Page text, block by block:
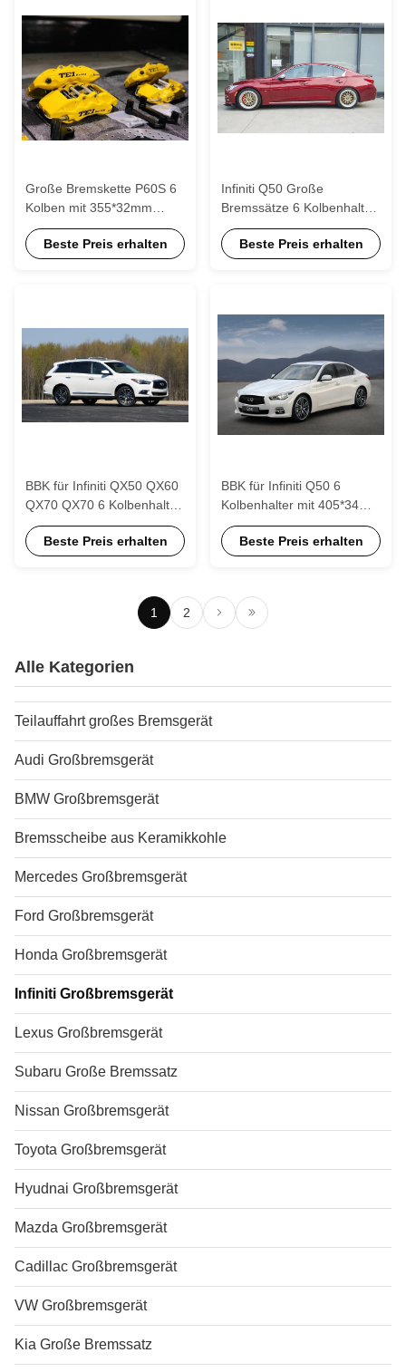
Große Bremskette P60S 6
Kolben mit 355*32mm
Rotor für Infiniti F35
Vorderseite P40S-R mit
Beste Preis erhalten
Infiniti Q50 Große
Bremssätze 6 Kolbenhalter
mit benötigter Hardware
P60SBeste Preis erhalten
BBK für Infiniti QX50 QX60
QX70 QX70 6 Kolbenhalter
mit 405*34mm Rotor 20
Zoll Vorderrad
Beste Preis erhalten
BBK für Infiniti Q50 6
Kolbenhalter mit 405*34mm
Rotor 20 Zoll Vorderrad
Beste Preis erhalten
1 2
Alle Kategorien
Teilauffahrt großes Bremsgerät
Audi Großbremsgerät
BMW Großbremsgerät
Bremsscheibe aus Keramikkohle
Mercedes Großbremsgerät
Ford Großbremsgerät
Honda Großbremsgerät
Infiniti Großbremsgerät
Lexus Großbremsgerät
Subaru Große Bremssatz
Nissan Großbremsgerät
Toyota Großbremsgerät
Hyudnai Großbremsgerät
Mazda Großbremsgerät
Cadillac Großbremsgerät
VW Großbremsgerät
Kia Große Bremssatz